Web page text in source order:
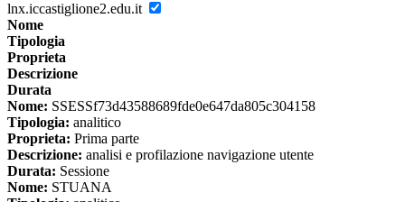
lnx.iccastiglione2.edu.it
Nome
Tipologia
Proprieta
Descrizione
Durata
Nome: SSESSf73d43588689fde0e647da805c304158
Tipologia: analitico
Proprieta: Prima parte
Descrizione: analisi e profilazione navigazione utente
Durata: Sessione
Nome: STUANA